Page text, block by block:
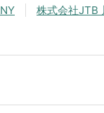
株式会社JTB